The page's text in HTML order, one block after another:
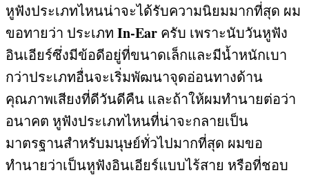
หูฟังประเภทไหนน่าจะได้รับความนิยมมากที่สุด ผม
ขอทายว่า ประเภท In-Ear ครับ เพราะนับวันหูฟัง
อินเอียร์ซึ่งมีข้อดีอยู่ที่ขนาดเล็กและมีน้ำหนักเบา
กว่าประเภทอื่นจะเริ่มพัฒนาจุดอ่อนทางด้าน
คุณภาพเสียงที่ดีวันดีคืน และถ้าให้ผมทำนายต่อว่า
อนาคต หูฟังประเภทไหนที่น่าจะกลายเป็น
มาตรฐานสำหรับมนุษย์ทั่วไปมากที่สุด ผมขอ
ทำนายว่าเป็นหูฟังอินเอียร์แบบไร้สาย หรือที่ชอบ